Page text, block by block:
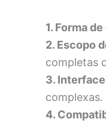
1. Forma
2. Escopo
completas
3.
complexas.
4.